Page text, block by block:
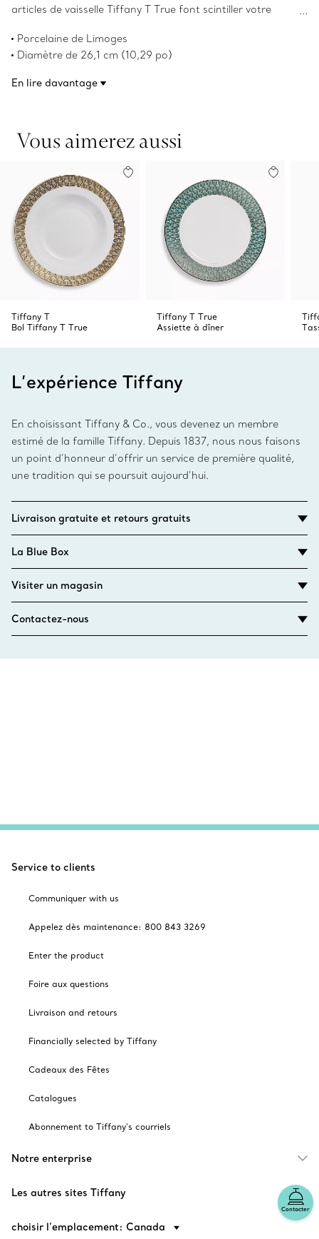
articles de vaisselle Tiffany T True font scintiller votre
interprétation géométrique du motif de Tiffany T True
orne ce bol avec une bordure de platine peinte à la main.
différentes pour un décor de table des plus surprenants.
Porcelaine de Limoges
Diamètre de 26,1 cm (10,29 po)
Ne convient pas au micro-ondes
En lire davantage
Vous aimerez aussi
Tiffany T
Bol Tiffany T True
Tiffany T True
Assiette à dîner
L’expérience Tiffany
En choisissant Tiffany & Co., vous devenez un membre
estimé de la famille Tiffany. Depuis 1837, nous nous faisons
un point d’honneur d’offrir un service de première qualité,
une tradition qui se poursuit aujourd’hui.
Livraison gratuite et retours gratuits
La Blue Box
Visiter un magasin
Contactez-nous
Contacter
Service to clients
Communiquer with us
Appelez dès maintenance: 800 843 3269
Enter the product
Foire aux questions
Livraison and retours
Financially selected by Tiffany
Cadeaux des Fêtes
Catalogues
Abonnement to Tiffany's courriels
Notre enterprise
Les autres sites Tiffany
choisir l’emplacement: Canada